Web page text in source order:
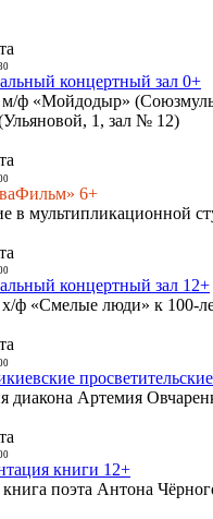
концертный зал 0+
ф «Мойдодыр»
1, зал № 12)
6+
в мультипликационной
концертный зал 12+
ф «Смелые люди» к 100-
диакона Артемия
книги 12+
поэта Антона